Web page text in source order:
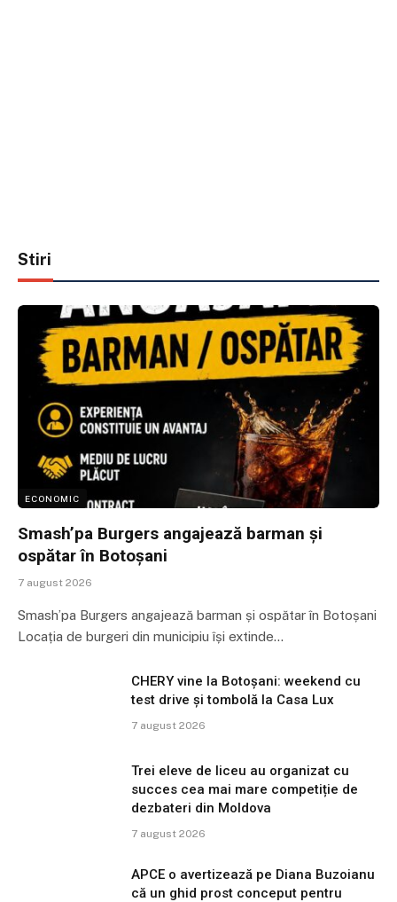
Stiri
ECONOMIC
Smash’pa Burgers angajează barman și
ospătar în Botoșani
7 august 2026
Smash’pa Burgers angajează barman și ospătar în Botoșani
Locația de burgeri din municipiu își extinde…
CHERY vine la Botoșani: weekend cu
test drive și tombolă la Casa Lux
7 august 2026
Trei eleve de liceu au organizat cu
succes cea mai mare competiție de
dezbateri din Moldova
7 august 2026
APCE o avertizează pe Diana Buzoianu
că un ghid prost conceput pentru